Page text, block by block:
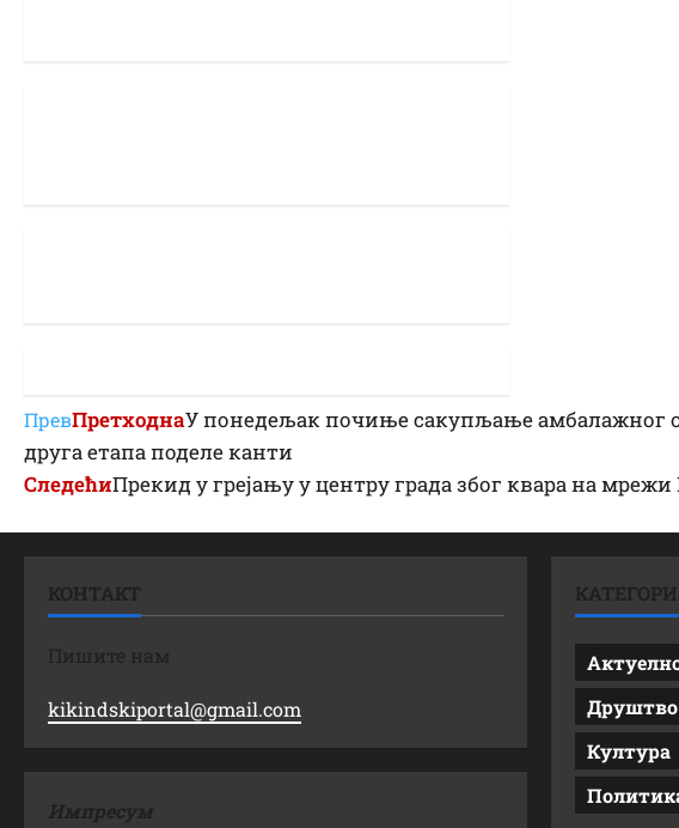
ПревПретходнаУ понедељак почиње сакупљање амбалажног
друга етапа поделе канти
СледећиПрекид у грејању у центру града због квара на
КОНТАКТ
Пишите нам
kikindskiportal@gmail.com
Импресум
Друштво
Култура